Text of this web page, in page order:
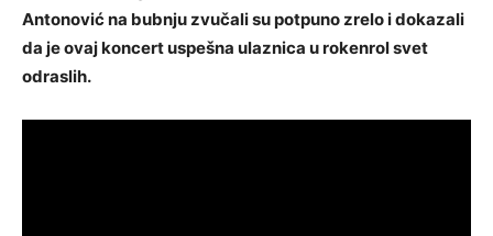
Antonović na bubnju zvučali su potpuno zrelo i dokazali
da je ovaj koncert uspešna ulaznica u rokenrol svet
odraslih.